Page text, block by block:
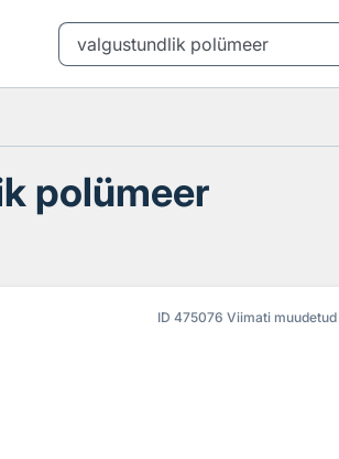
polümeer
ID 475076 Viimati muudetud